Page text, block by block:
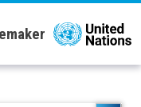
تجاوز إلى المحتوى الرئيسي